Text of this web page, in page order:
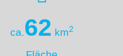
ca.62 km2